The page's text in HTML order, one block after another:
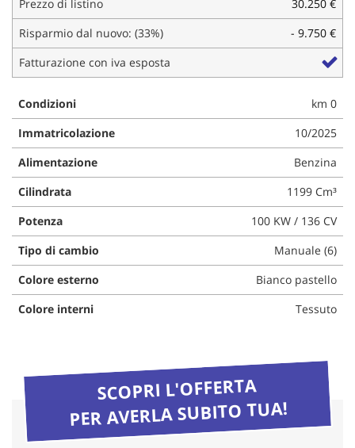
Prezzo di listino
30.250 €
Risparmio dal nuovo: (33%)
- 9.750 €
Fatturazione con iva esposta
Condizioni
km 0
Immatricolazione
10/2025
Alimentazione
Benzina
Cilindrata
1199 Cm³
Potenza
100 KW / 136 CV
Tipo di cambio
Manuale (6)
Colore esterno
Bianco pastello
Colore interni
Tessuto
SCOPRI L'OFFERTA
PER AVERLA SUBITO TUA!
questi
strumenti
di
tracciamento
si
alla
cookie
policy.
Puoi
rivedere
e
modificare
le
tue
scelte
in
qualsiasi
momento.
Cookie necessari